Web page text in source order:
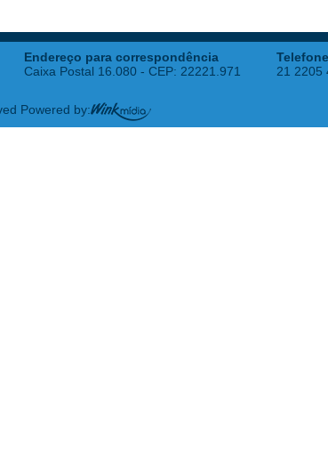
Endereço para correspondência
Caixa Postal 16.080 - CEP: 22221.971
21 2205
Powered by: